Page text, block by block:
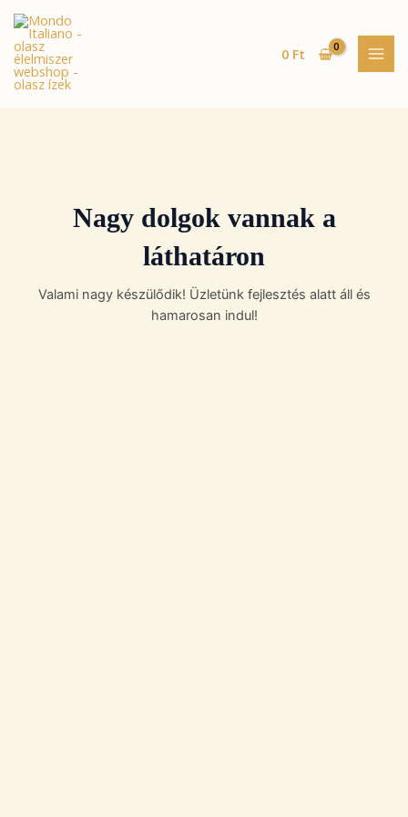
Skip
content
0 Ft
Nagy dolgok vannak a
láthatáron
Valami nagy készülődik! Üzletünk fejlesztés alatt áll és
hamarosan indul!